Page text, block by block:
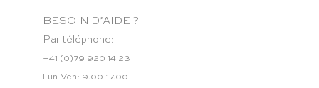
BESOIN D’AIDE ?
Par téléphone:
+41 (0)79 920 14 23
Lun-Ven: 9.00-17.00